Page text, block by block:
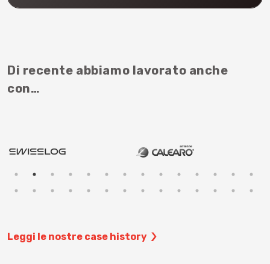
Di recente abbiamo lavorato anche
con…
Leggi le nostre case history